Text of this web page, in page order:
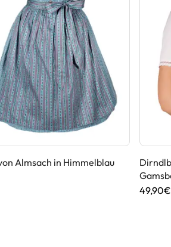
Almsach in Himmelblau
49,90€